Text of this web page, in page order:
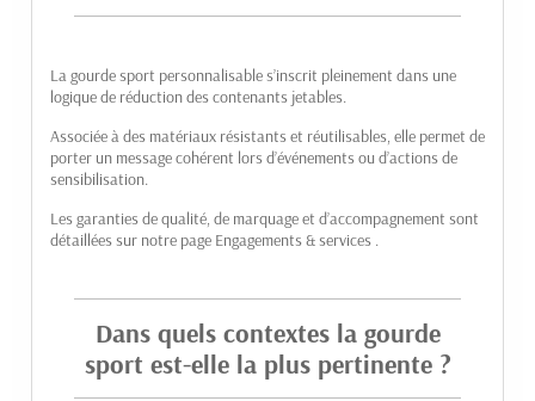
La gourde sport personnalisable s’inscrit pleinement dans une
logique de réduction des contenants jetables.
Associée à des matériaux résistants et réutilisables, elle permet de
porter un message cohérent lors d’événements ou d’actions de
sensibilisation.
Les garanties de qualité, de marquage et d’accompagnement sont
détaillées sur notre page Engagements & services .
Dans quels contextes la gourde
sport est-elle la plus pertinente ?